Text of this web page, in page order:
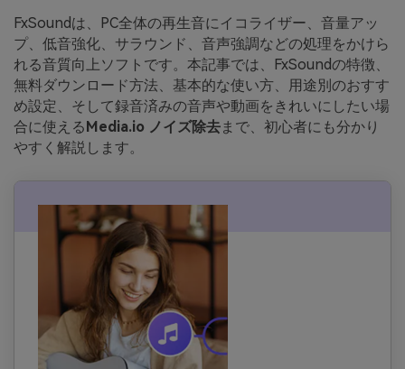
FxSoundは、PC全体の再生音にイコライザー、音量アッ
プ、低音強化、サラウンド、音声強調などの処理をかけら
れる音質向上ソフトです。本記事では、FxSoundの特徴、
無料ダウンロード方法、基本的な使い方、用途別のおすす
め設定、そして録音済みの音声や動画をきれいにしたい場
合に使えるMedia.io ノイズ除去まで、初心者にも分かり
やすく解説します。